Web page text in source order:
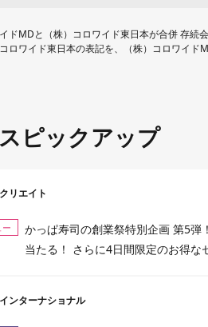
イドMDと（株）コロワイド東日本が合併 存続
ロワイド東日本の表記を、（株）コロワイド
ピックアップ
リエイト
かっぱ寿司の創業祭特別企画 第5
当たる！ さらに4日間限定のお得な
ンターナショナル